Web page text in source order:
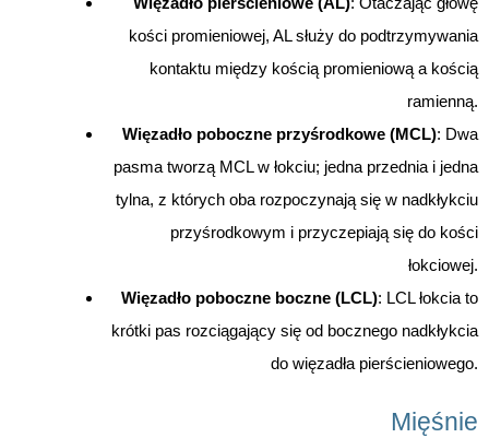
kości promieniowej, AL służy do podtrzymywania
kontaktu między kością promieniową a kością
ramienną.
Więzadło poboczne przyśrodkowe (MCL): Dwa
pasma tworzą MCL w łokciu; jedna przednia i jedna
tylna, z których oba rozpoczynają się w nadkłykciu
przyśrodkowym i przyczepiają się do kości
łokciowej.
Więzadło poboczne boczne (LCL): LCL łokcia to
krótki pas rozciągający się od bocznego nadkłykcia
do więzadła pierścieniowego.
Mięśnie